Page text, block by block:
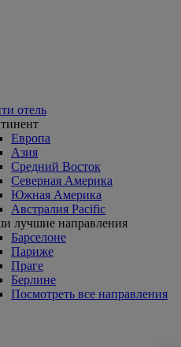
отель
Европа
Азия
Средний Восток
Северная Америка
Южная Америка
Австралия Pacific
лучшие направления
Барселоне
Париже
Праге
Берлине
Посмотреть все направления